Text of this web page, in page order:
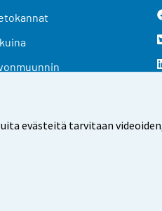
evästeitä tarvitaan